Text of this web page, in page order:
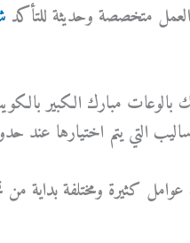
متخصصة وحديثة للتأكد
بالوعات مبارك الكبير
التي يتم اختيارها عند
كثيرة ومختلفة بداية من